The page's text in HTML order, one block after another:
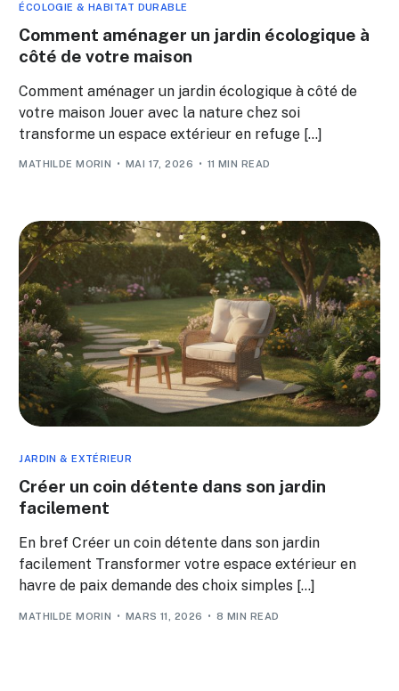
ÉCOLOGIE & HABITAT DURABLE
Comment aménager un jardin écologique à
côté de votre maison
Comment aménager un jardin écologique à côté de
votre maison Jouer avec la nature chez soi
transforme un espace extérieur en refuge […]
MATHILDE MORIN MAI 17, 2026 11 MIN READ
JARDIN & EXTÉRIEUR
Créer un coin détente dans son jardin
facilement
En bref Créer un coin détente dans son jardin
facilement Transformer votre espace extérieur en
havre de paix demande des choix simples […]
MATHILDE MORIN MARS 11, 2026 8 MIN READ